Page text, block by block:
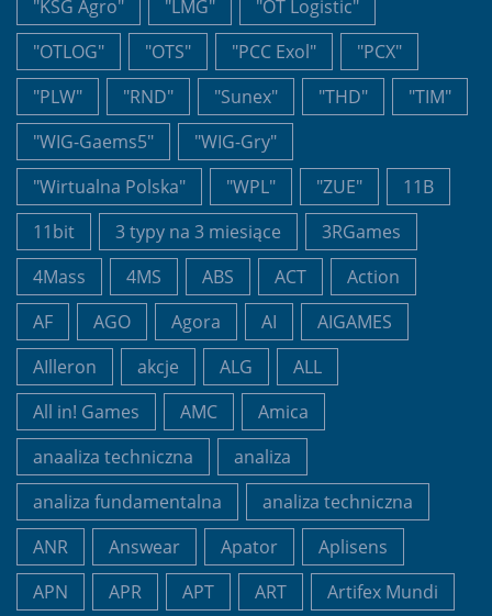
"KSG Agro"
"LMG"
"OT Logistic"
"OTLOG"
"OTS" "PCC Exol"
"PCX"
"PLW"
"RND" "Sunex" "THD"
"TIM"
"WIG-Gaems5"
"WIG-Gry"
"Wirtualna Polska"
"WPL" "ZUE"
11B
11bit
3 typy na 3 miesiące
3RGames
4Mass
4MS ABS ACT
Action
AF
AGO Agora AI
AIGAMES
AIlleron
akcje ALG
ALL
All in! Games
AMC
Amica
anaaliza techniczna
analiza
analiza fundamentalna
analiza techniczna
ANR
Answear Apator
Aplisens
APN
APR APT ART
Artifex Mundi